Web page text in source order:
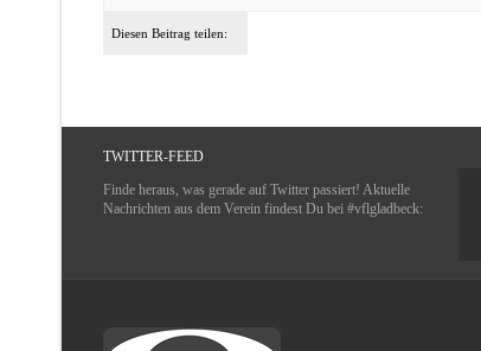
Diesen Beitrag teilen:
TWITTER-FEED
Finde heraus, was gerade auf Twitter passiert! Aktuelle
Nachrichten aus dem Verein findest Du bei #vflgladbeck: